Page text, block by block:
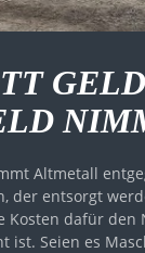
Altmetall
der entsorgt
Kosten dafür
ist. Seien es